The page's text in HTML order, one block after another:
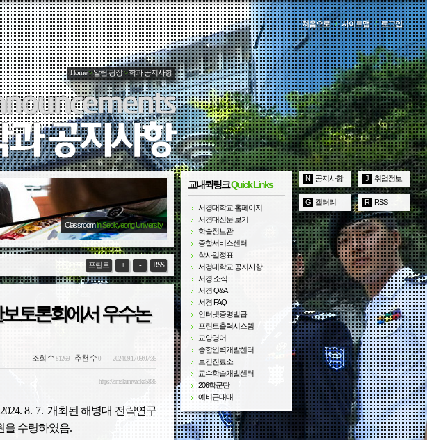
처음으로 / 사이트맵 / 로그인
Home>알림 광장>학과 공지사항
Classroomin Seokyeong University
RSS
-
+
프린트
토론회에서 우수논
조회 수81269 추천 수0 2024.09.17 09:07:35
https://sm.skuniv.ac.kr/5836
8. 7. 개최된 해병대 전략연구
을 수령하였음.
교내퀵링크Quick Links
서경대학교 홈페이지
서경대신문 보기
학술정보관
종합서비스센터
학사일정표
서경대학교 공지사항
서경 소식
서경 Q&A
서경 FAQ
인터넷증명발급
프린트출력시스템
교양영어
종합인력개발센터
보건진료소
교수학습개발센터
206학군단
예비군대대
N 공지사항 J 취업정보
G 갤러리 R RSS